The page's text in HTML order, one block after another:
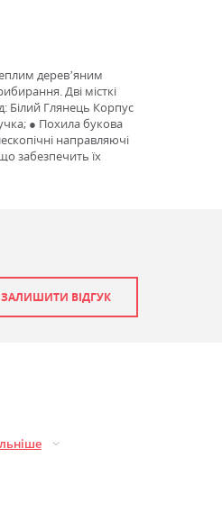
дерев’яним
Дві місткі
Білий Глянець Корпус
● Похила букова
направляючі
забезпечить їх
ЗАЛИШИТИ ВІДГУК